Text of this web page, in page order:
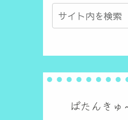
ばたんきゅ